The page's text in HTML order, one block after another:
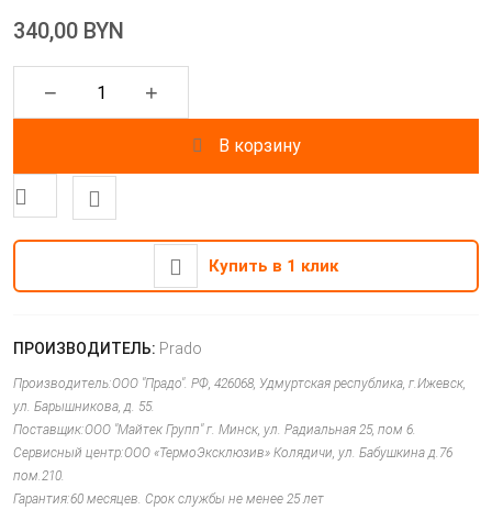
340,00 BYN
− +
В корзину
Купить в 1 клик
ПРОИЗВОДИТЕЛЬ: Prado
Производитель:ООО "Прадо". РФ, 426068, Удмуртская республика, г.Ижевск,
ул. Барышникова, д. 55.
Поставщик:ООО "Майтек Групп" г. Минск, ул. Радиальная 25, пом 6.
Сервисный центр:ООО «ТермоЭксклюзив» Колядичи, ул. Бабушкина д.76
пом.210.
Гарантия:60 месяцев. Срок службы не менее 25 лет